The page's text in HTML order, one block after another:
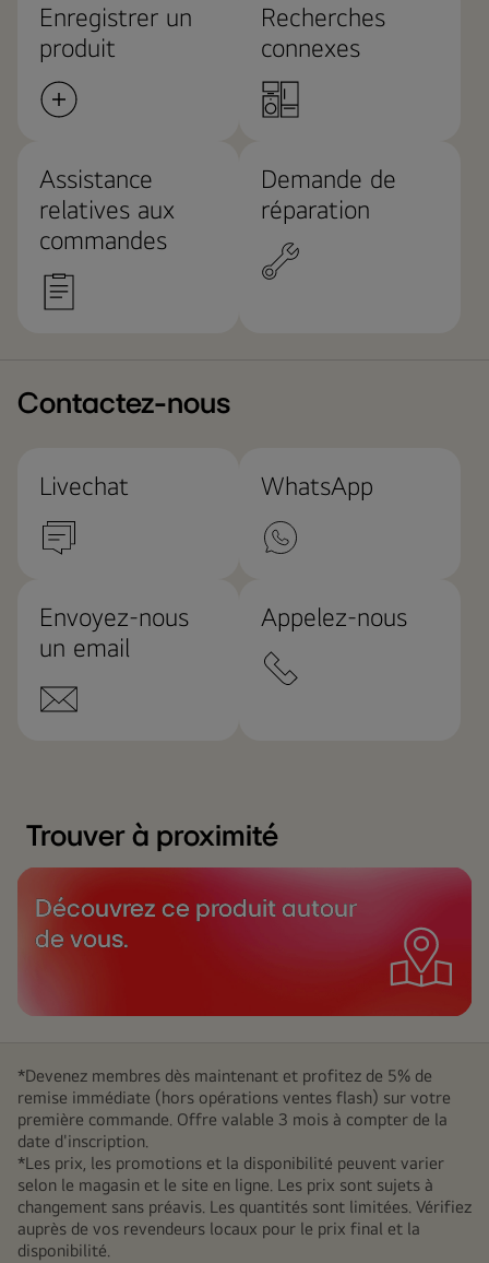
Enregistrer un
produit
Recherches
connexes
Assistance
relatives aux
commandes
Demande de
réparation
Contactez-nous
Livechat WhatsApp
Envoyez-nous
un email
Appelez-nous
Trouver à proximité
Découvrez ce produit autour
de vous.
*Devenez membres dès maintenant et profitez de 5% de
remise immédiate (hors opérations ventes flash) sur votre
première commande. Offre valable 3 mois à compter de la
date d'inscription.
*Les prix, les promotions et la disponibilité peuvent varier
selon le magasin et le site en ligne. Les prix sont sujets à
changement sans préavis. Les quantités sont limitées. Vérifiez
auprès de vos revendeurs locaux pour le prix final et la
disponibilité.